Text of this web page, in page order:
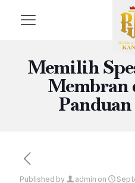
Memilih
Membran
Published by admin on